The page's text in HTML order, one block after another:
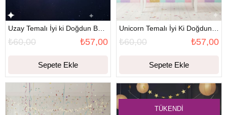
₺57,00
₺60,00
Sepete Ekle
₺57,00
₺60,00
Sepete Ekle
TÜKENDI